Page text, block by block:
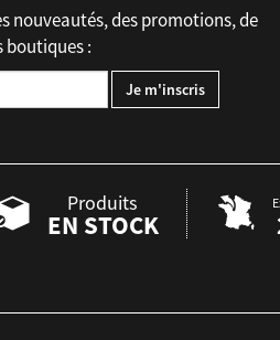
nouveautés, des promotions, de
boutiques :
Produits
EN STOCK